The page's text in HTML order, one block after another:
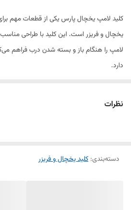
کلید لامپ یخچال پارس یکی از قطعات مهم
یخچال و فریزر است. این کلید با طراحی
لامپ را هنگام باز و بسته شدن درب فراهم
دارد.
نصب آسان و تعویض راحت
نظرات
دسته‌بندی: کلید یخچال و فریزر